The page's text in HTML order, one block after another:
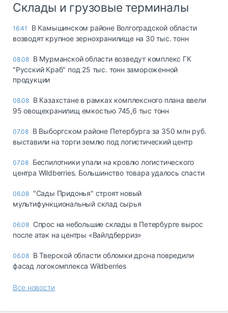
Склады и грузовые терминалы
16:41
В Камышинском районе Волгоградской области
возводят крупное зернохранилище на 30 тыс. тонн
08.08 В Мурманской области возведут комплекс ГК
"Русский Краб" под 25 тыс. тонн замороженной
продукции
08.08 В Казахстане в рамках комплексного плана ввели
95 овощехранилищ емкостью 745,6 тыс тонн
07.08 В Выборгском районе Петербурга за 350 млн руб.
выставили на торги землю под логистический центр
07.08 Беспилотники упали на кровлю логистического
центра Wildberries. Большинство товара удалось спасти
06.08 "Сады Придонья" строят новый
мультифункциональный склад сырья
06.08 Спрос на небольшие склады в Петербурге вырос
после атак на центры «Вайлдберриз»
06.08 В Тверской области обломки дрона повредили
фасад логокомплекса Wildberries
Все новости